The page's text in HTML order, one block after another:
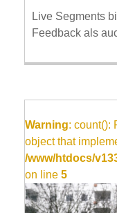
Live Segments
Feedback als
Warning: count():
object that
/www/htdocs/
on line 5